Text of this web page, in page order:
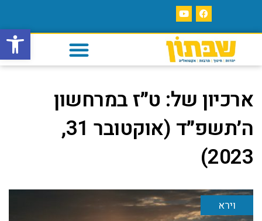
פתח
ארכיון של: ט״ז במרחשון
ה׳תשפ״ד (אוקטובר 31,
2023)
וירא